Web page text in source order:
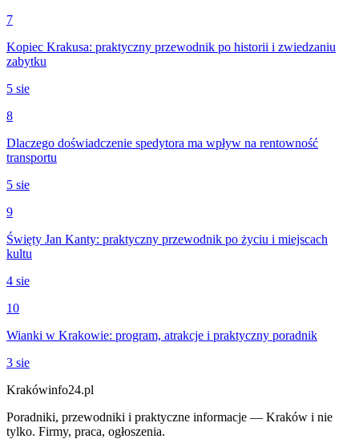
7
Kopiec Krakusa: praktyczny przewodnik po historii i zwiedzaniu
zabytku
5 sie
8
Dlaczego doświadczenie spedytora ma wpływ na rentowność
transportu
5 sie
9
Święty Jan Kanty: praktyczny przewodnik po życiu i miejscach
kultu
4 sie
10
Wianki w Krakowie: program, atrakcje i praktyczny poradnik
3 sie
Krakówinfo24.pl
Poradniki, przewodniki i praktyczne informacje — Kraków i nie
tylko. Firmy, praca, ogłoszenia.